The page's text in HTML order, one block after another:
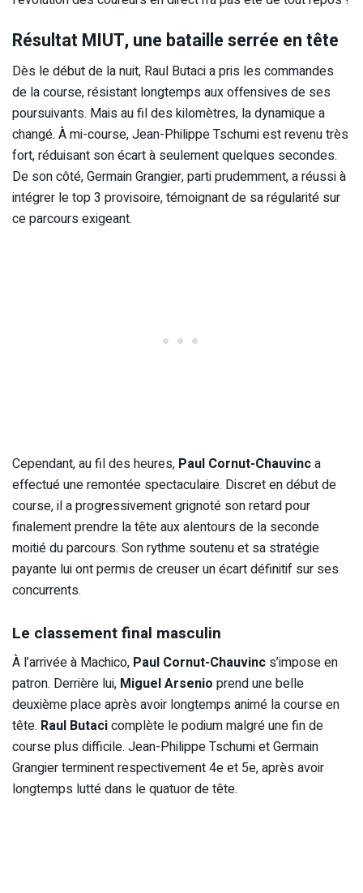
Résultat MIUT, une bataille serrée en tête
Dès le début de la nuit, Raul Butaci a pris les commandes
de la course, résistant longtemps aux offensives de ses
poursuivants. Mais au fil des kilomètres, la dynamique a
changé. À mi-course, Jean-Philippe Tschumi est revenu très
fort, réduisant son écart à seulement quelques secondes.
De son côté, Germain Grangier, parti prudemment, a réussi à
intégrer le top 3 provisoire, témoignant de sa régularité sur
ce parcours exigeant.
Cependant, au fil des heures, Paul Cornut-Chauvinca
effectué une remontée spectaculaire. Discret en début de
course, il a progressivement grignoté son retard pour
finalement prendre la tête aux alentours de la seconde
moitié du parcours. Son rythme soutenu et sa stratégie
payante lui ont permis de creuser un écart définitif sur ses
concurrents.
Le classement final masculin
À l’arrivée à Machico, Paul Cornut-Chauvinc s’impose en
patron. Derrière lui, Miguel Arsenio prend une belle
deuxième place après avoir longtemps animé la course en
tête. Raul Butacicomplète le podium malgré une fin de
course plus difficile. Jean-Philippe Tschumi et Germain
Grangier terminent respectivement 4e et 5e, après avoir
longtemps lutté dans le quatuor de tête.